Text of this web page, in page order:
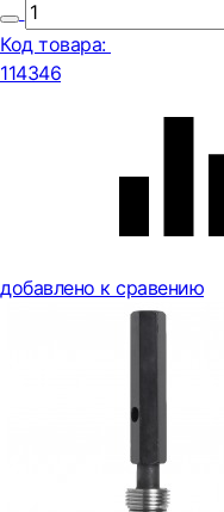
Код товара:
114346
добавлено к сравению